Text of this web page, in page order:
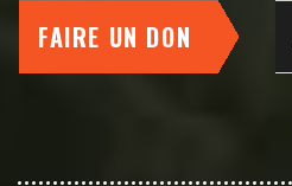
FAIRE UN DON